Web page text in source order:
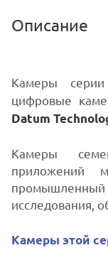
Описание
Камеры
цифровые
Datum
Камеры
приложений
исследования,
Камеры этой